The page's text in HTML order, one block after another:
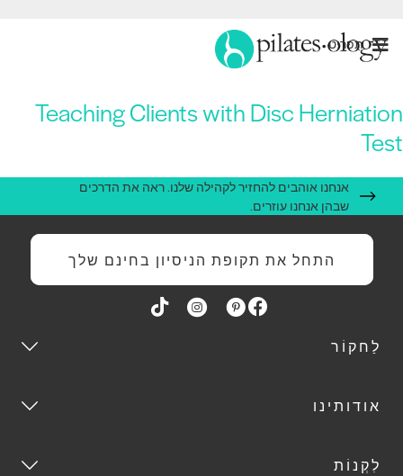
תַפרִיט
Teaching Clients with Disc
אנחנו אוהבים להחזיר לקהילה שלנו. ראה את הדרכים
שבהן אנחנו עוזרים.
התחל את תקופת הניסיון בחינם שלך
לַחקוֹר
אודותינו
לִקְנוֹת